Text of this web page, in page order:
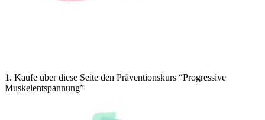
1. Kaufe über diese Seite den Präventionskurs “Progressive
Muskelentspannung”